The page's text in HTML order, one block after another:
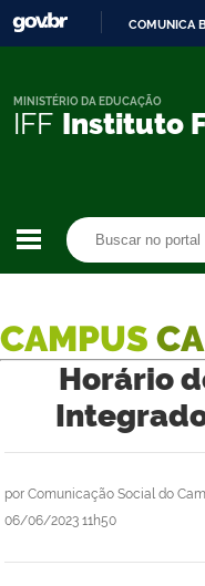
COMUNICA
IFF Instituto
MINISTÉRIO DA EDUCAÇÃO
CAMPUS
Horário
por Comunicação Social do
06/06/2023 11h50